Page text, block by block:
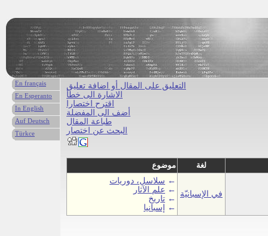
التعليق على المقال أو اضافة تعليق
الاشارة الى خطأ
اقترح اختصارا
أضف الى المفضلة
طباعة المقال
البحث عن اختصار
موضوع
لغة
← سلاسل، دوريات
← علم الآثار
← تاريخ
←
إسبانيا
في الإسبانيّة
En français
En Esperanto
In English
Auf Deutsch
Türkce